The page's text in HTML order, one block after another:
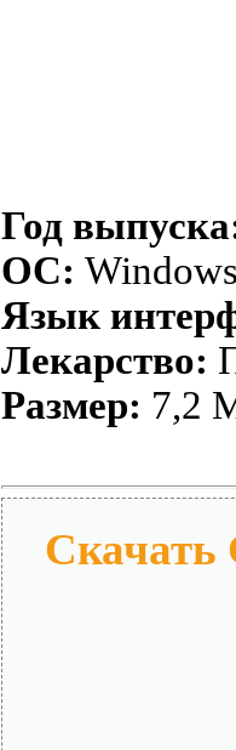
Год
ОС:
Язык
Лекарство:
Размер: 7,2
Скачать